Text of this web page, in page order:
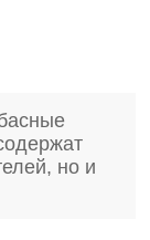
но и